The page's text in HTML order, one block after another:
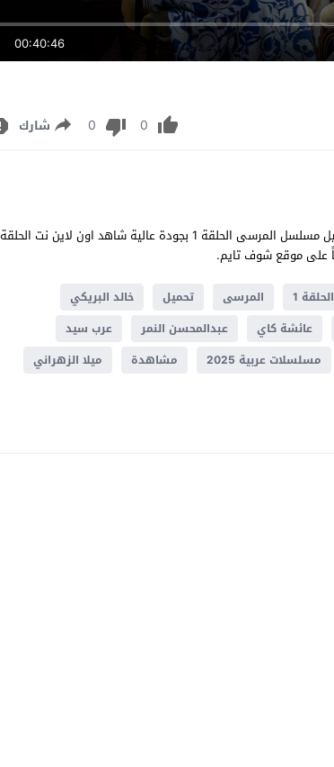
00:40:46
0
0 شارك
شاهد مسلسل المرسى الحلقة 1 كاملة يوتيوب مشاهدة وتحميل مسلسل المرسى الحلقة 1 بجودة عالية شاهد اون لاين نت الحلقة
الحلقة 1 المرسى تحميل
خالد البريكي
عائشة كاي عبدالمحسن النمر
عرب سيد
مسلسلات عربية 2025 مشاهدة
ميلا الزهراني